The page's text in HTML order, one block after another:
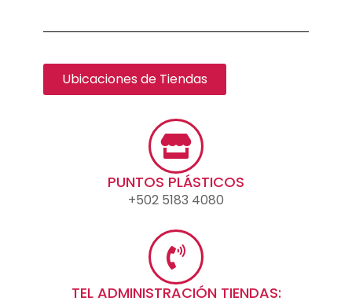
Ubicaciones de Tiendas
PUNTOS PLÁSTICOS
+502 5183 4080
TEL ADMINISTRACIÓN TIENDAS: